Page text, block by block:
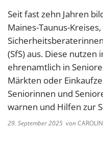
Seit fast zehn Jahren
Maines-Taunus-
(SfS) aus. Diese nutzen
ehrenamtlich in
Märkten oder
Seniorinnen und
warnen und Hilfen zur
29. September 2025 von